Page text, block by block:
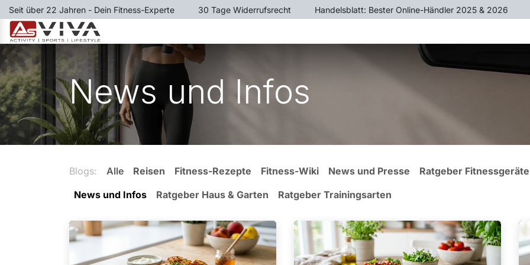
Zum Inhalt springen
Seit über 22 Jahren - Dein Fitness-Experte ​30 Tage Widerrufsrecht ​Handelsblatt: Bester Online-Händler 2025 & 2026
News und Infos
Blogs: Alle Reisen Fitness-Rezepte Fitness-Wiki News und Presse
Ratgeber Fitnessgeräte
News und Infos
Ratgeber Haus & Garten Ratgeber Trainingsarten